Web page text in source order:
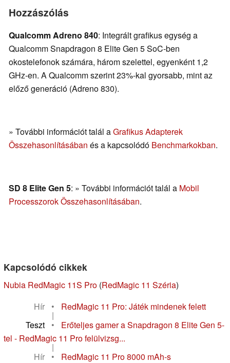
Hozzászólás
Qualcomm Adreno 840: Integrált grafikus egység a
Qualcomm Snapdragon 8 Elite Gen 5 SoC-ben
okostelefonok számára, három szelettel, egyenként 1,2
GHz-en. A Qualcomm szerint 23%-kal gyorsabb, mint az
előző generáció (Adreno 830).
» További információt talál aGrafikus Adapterek
Összehasonlításában és a kapcsolódó Benchmarkokban.
SD 8 Elite Gen 5: » További információt talál a Mobil
Processzorok Összehasonlításában.
Kapcsolódó cikkek
Nubia RedMagic 11S Pro (RedMagic 11 Széria)
Hír
• RedMagic 11 Pro: Játék mindenek felett
|
Teszt
•
Erőteljes gamer a Snapdragon 8 Elite Gen 5-
tel - RedMagic 11 Pro felülvizsg...
|
Hír
•
RedMagic 11 Pro 8000 mAh-s